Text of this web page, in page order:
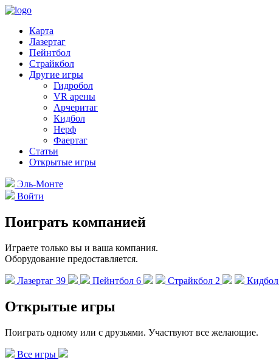
Карта
Лазертаг
Пейнтбол
Страйкбол
Другие игры
Гидробол
VR арены
Арчеритаг
Кидбол
Нерф
Фаертаг
Статьи
Открытые игры
Эль-Монте
Войти
Поиграть компанией
Играете только вы и ваша компания.
Оборудование предоставляется.
Лазертаг 39 Пейнтбол 6 Страйкбол 2 Кидбол
Открытые игры
Поиграть одному или с друзьями. Участвуют все желающие.
Все игры